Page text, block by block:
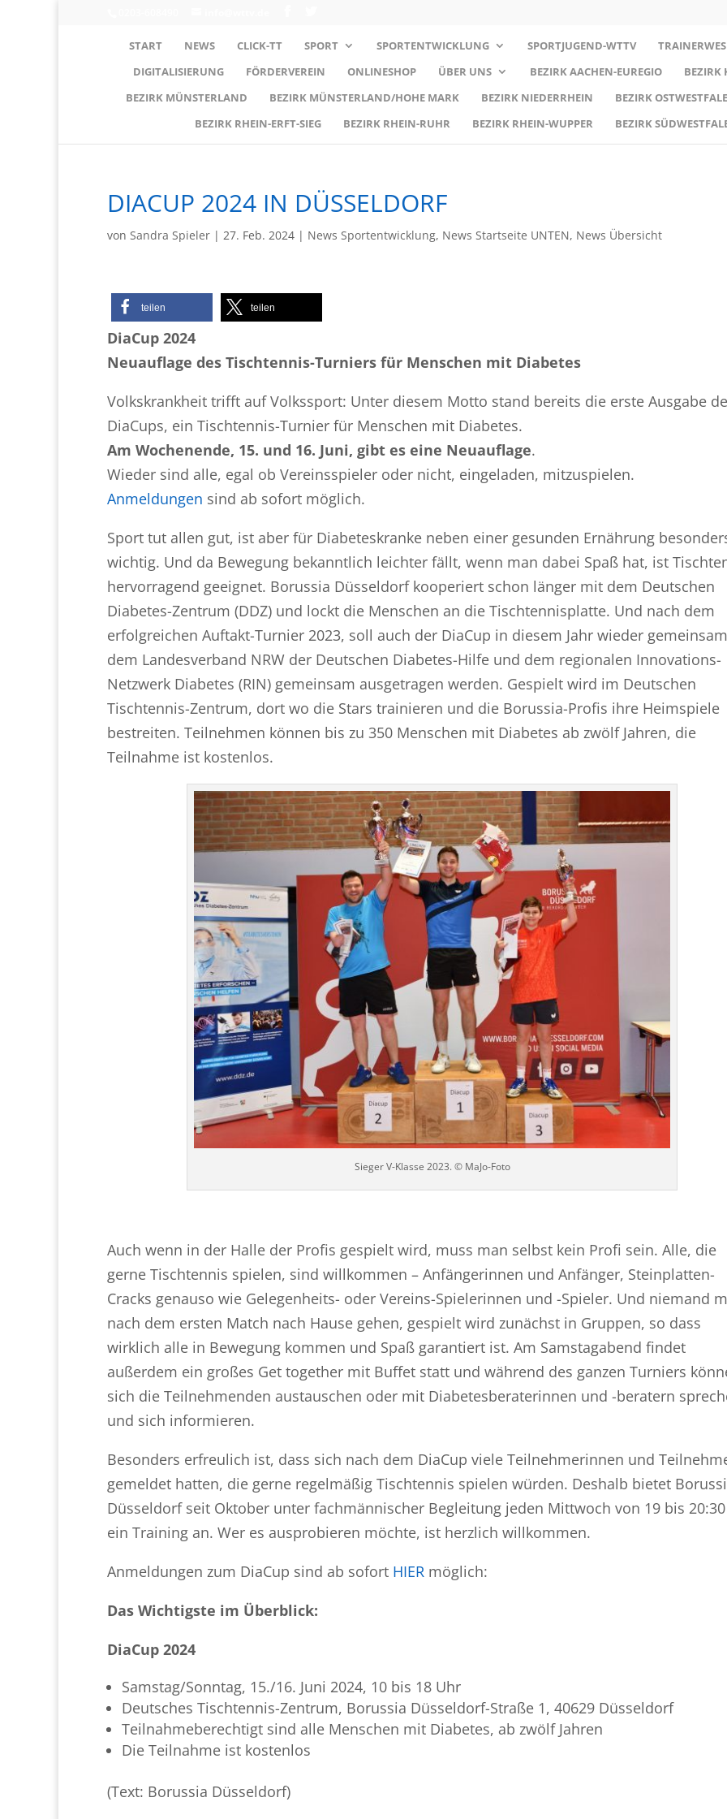
START NEWS CLICK-TT SPORT SPORTENTWICKLUNG SPORTJUGEND-WTTV
DIGITALISIERUNG
FÖRDERVEREIN ONLINESHOP ÜBER UNS BEZIRK AACHEN-EUREGIO BEZIRK
BEZIRK MÜNSTERLAND
BEZIRK MÜNSTERLAND/HOHE MARK BEZIRK NIEDERRHEIN BEZIRK
BEZIRK RHEIN-ERFT-SIEG
BEZIRK RHEIN-RUHR BEZIRK RHEIN-WUPPER BEZIRK
DIACUP 2024 IN DÜSSELDORF
von Sandra Spieler | 27. Feb. 2024 | News Sportentwicklung, News Startseite UNTEN, News Übersicht
teilen teilen
DiaCup 2024
Neuauflage des Tischtennis-Turniers für Menschen mit Diabetes
Volkskrankheit trifft auf Volkssport: Unter diesem Motto stand bereits die erste Ausgabe
DiaCups, ein Tischtennis-Turnier für Menschen mit Diabetes.
Am Wochenende, 15. und 16. Juni, gibt es eine Neuauflage.
Wieder sind alle, egal ob Vereinsspieler oder nicht, eingeladen, mitzuspielen.
Anmeldungen sind ab sofort möglich.
Sport tut allen gut, ist aber für Diabeteskranke neben einer gesunden Ernährung
wichtig. Und da Bewegung bekanntlich leichter fällt, wenn man dabei Spaß hat, ist
hervorragend geeignet. Borussia Düsseldorf kooperiert schon länger mit dem Deutschen
Diabetes-Zentrum (DDZ) und lockt die Menschen an die Tischtennisplatte. Und nach dem
erfolgreichen Auftakt-Turnier 2023, soll auch der DiaCup in diesem Jahr wieder
dem Landesverband NRW der Deutschen Diabetes-Hilfe und dem regionalen Innovations-
Netzwerk Diabetes (RIN) gemeinsam ausgetragen werden. Gespielt wird im Deutschen
Tischtennis-Zentrum, dort wo die Stars trainieren und die Borussia-Profis ihre Heimspiele
bestreiten. Teilnehmen können bis zu 350 Menschen mit Diabetes ab zwölf Jahren, die
Teilnahme ist kostenlos.
Sieger V-Klasse 2023. © MaJo-Foto
Auch wenn in der Halle der Profis gespielt wird, muss man selbst kein Profi sein. Alle, die
gerne Tischtennis spielen, sind willkommen – Anfängerinnen und Anfänger, Steinplatten-
Cracks genauso wie Gelegenheits- oder Vereins-Spielerinnen und -Spieler. Und niemand
nach dem ersten Match nach Hause gehen, gespielt wird zunächst in Gruppen, so dass
wirklich alle in Bewegung kommen und Spaß garantiert ist. Am Samstagabend findet
außerdem ein großes Get together mit Buffet statt und während des ganzen Turniers
sich die Teilnehmenden austauschen oder mit Diabetesberaterinnen und -beratern
und sich informieren.
Besonders erfreulich ist, dass sich nach dem DiaCup viele Teilnehmerinnen und
gemeldet hatten, die gerne regelmäßig Tischtennis spielen würden. Deshalb bietet
Düsseldorf seit Oktober unter fachmännischer Begleitung jeden Mittwoch von 19 bis
ein Training an. Wer es ausprobieren möchte, ist herzlich willkommen.
Anmeldungen zum DiaCup sind ab sofort HIER möglich:
Das Wichtigste im Überblick:
DiaCup 2024
Samstag/Sonntag, 15./16. Juni 2024, 10 bis 18 Uhr
Deutsches Tischtennis-Zentrum, Borussia Düsseldorf-Straße 1, 40629 Düsseldorf
Teilnahmeberechtigt sind alle Menschen mit Diabetes, ab zwölf Jahren
Die Teilnahme ist kostenlos
(Text: Borussia Düsseldorf)